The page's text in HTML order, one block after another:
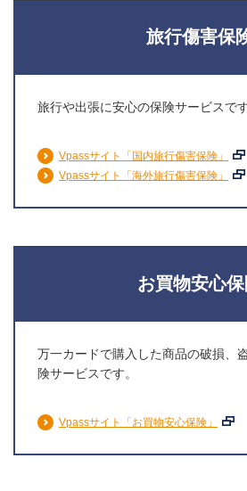
旅行傷害保
旅行や出張に安心の保険サービスです
Vpassサイト「国内旅行傷害保険」
Vpassサイト「海外旅行傷害保険」
お買物安心
万一カードで購入した商品の破損、
険サービスです。
Vpassサイト「お買物安心保険」